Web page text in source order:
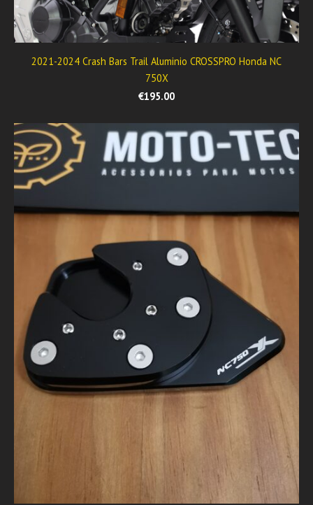
2021-2024 Crash Bars Trail Aluminio CROSSPRO Honda NC
750X
€195.00